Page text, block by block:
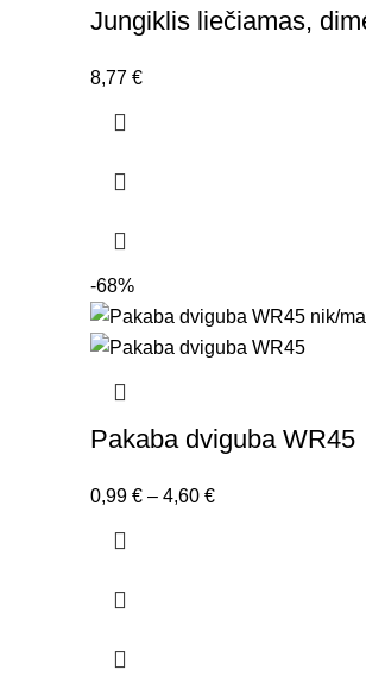
Jungiklis liečiamas,
8,77 €
-68%
Pakaba dviguba WR45
0,99 € – 4,60 €Price